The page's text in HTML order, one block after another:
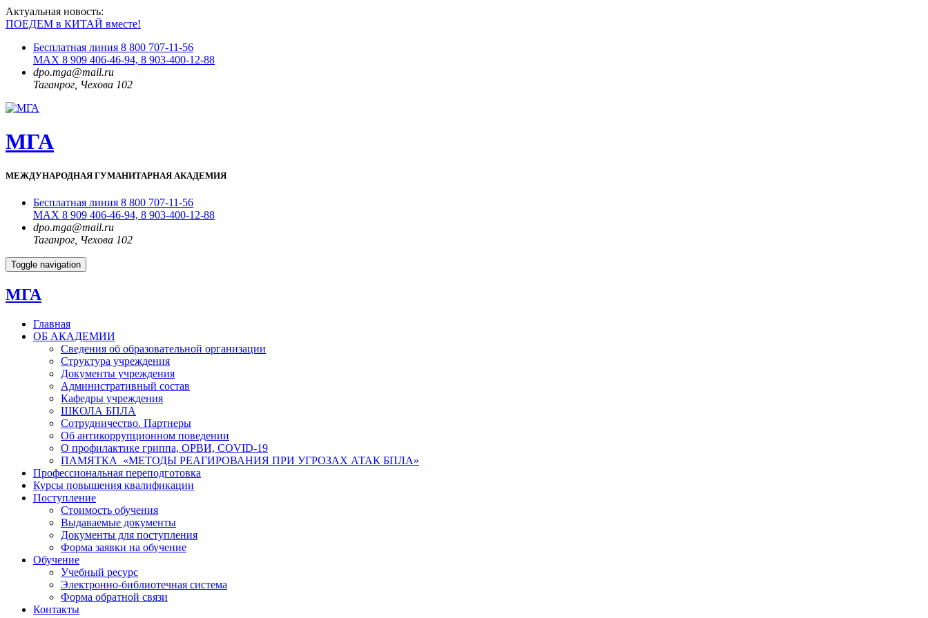
Актуальная новость:
ПОЕДЕМ в КИТАЙ вместе!
Бесплатная линия 8 800 707-11-56
MAX 8 909 406-46-94, 8 903-400-12-88
dpo.mga@mail.ru
Таганрог, Чехова 102
МГА
МЕЖДУНАРОДНАЯ ГУМАНИТАРНАЯ АКАДЕМИЯ
Бесплатная линия 8 800 707-11-56
MAX 8 909 406-46-94, 8 903-400-12-88
dpo.mga@mail.ru
Таганрог, Чехова 102
Toggle navigation
МГА
Главная
ОБ АКАДЕМИИ
Сведения об образовательной организации
Структура учреждения
Документы учреждения
Административный состав
Кафедры учреждения
ШКОЛА БПЛА
Сотрудничество. Партнеры
Об антикоррупционном поведении
О профилактике гриппа, ОРВИ, COVID-19
ПАМЯТКА «МЕТОДЫ РЕАГИРОВАНИЯ ПРИ УГРОЗАХ АТАК БПЛА»
Профессиональная переподготовка
Курсы повышения квалификации
Поступление
Стоимость обучения
Выдаваемые документы
Документы для поступления
Форма заявки на обучение
Обучение
Учебный ресурс
Электронно-библиотечная система
Форма обратной связи
Контакты